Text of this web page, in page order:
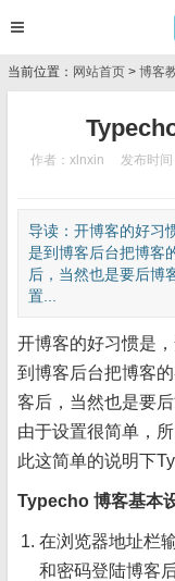
当前位置： 网站首页 > 博客
作者：xlnxin 发布时
导读：开博客的好习
是到博客后台把博客
后，当然也是要后博
置...
开博客的好习惯是
到博客后台把博客
客后，当然也是要
由于设置很简单，
此这简单的说明下
Typecho 博客基本
在浏览器地址栏
和密码登陆博客